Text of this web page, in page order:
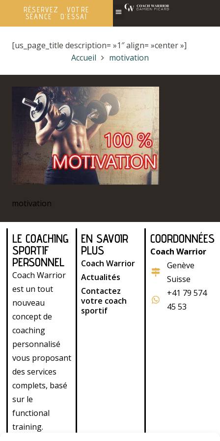
RÉSERVEZ VOTRE
SÉANCE D'ESSAI
[us_page_title description= »1″ align= »center »]
Accueil
motivation
motivation
LE COACHING
SPORTIF
PERSONNEL
Coach Warrior
est un tout
nouveau
concept de
coaching
personnalisé
vous proposant
des services
complets, basé
sur le
functional
training.
EN SAVOIR
PLUS
Coach Warrior
Actualités
Contactez
votre coach
sportif
COORDONNÉES
Coach Warrior
Genève
Suisse
+41 79 574
45 53